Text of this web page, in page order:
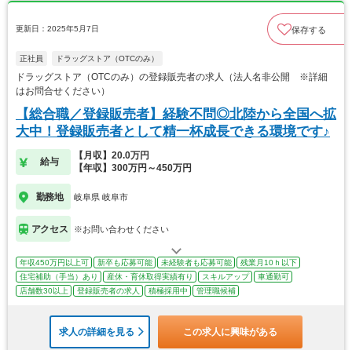
更新日：2025年5月7日 保存する
正社員 ドラッグストア（OTCのみ）
ドラッグストア（OTCのみ）の登録販売者の求人（法人名非公開 ※詳細
はお問合せください）
【総合職／登録販売者】経験不問◎北陸から全国へ拡
大中！登録販売者として精一杯成長できる環境です♪
給与
【月収】20.0万円
【年収】300万円～450万円
勤務地 岐阜県 岐阜市
アクセス ※お問い合わせください
年収450万円以上可 新卒も応募可能 未経験者も応募可能
残業月10ｈ以下
住宅補助（手当）あり
産休・育休取得実績有り スキルアップ
車通勤可
店舗数30以上
登録販売者の求人 積極採用中 管理職候補
求人の詳細を見る この求人に興味がある